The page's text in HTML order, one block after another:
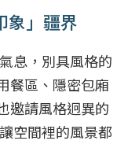
象」疆界
息，別具風格的
餐區、隱密包廂
邀請風格迥異的
空間裡的風景都